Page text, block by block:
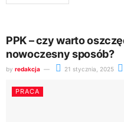
PPK – czy warto
nowoczesny sposób?
by redakcja 21 stycznia, 2025
PRACA